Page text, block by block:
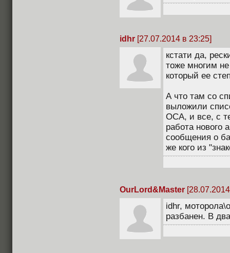
idhr [27.07.2014 в 23:25]
кстати да,
тоже многим
который ее
А что там со
выложили
ОСА, и все, с
работа нового
сообщения о
же кого из
OurLord&Master
idhr,
разбанен. В